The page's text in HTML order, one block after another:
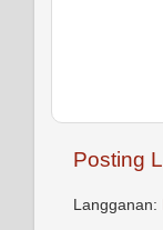
Posting
Langganan: